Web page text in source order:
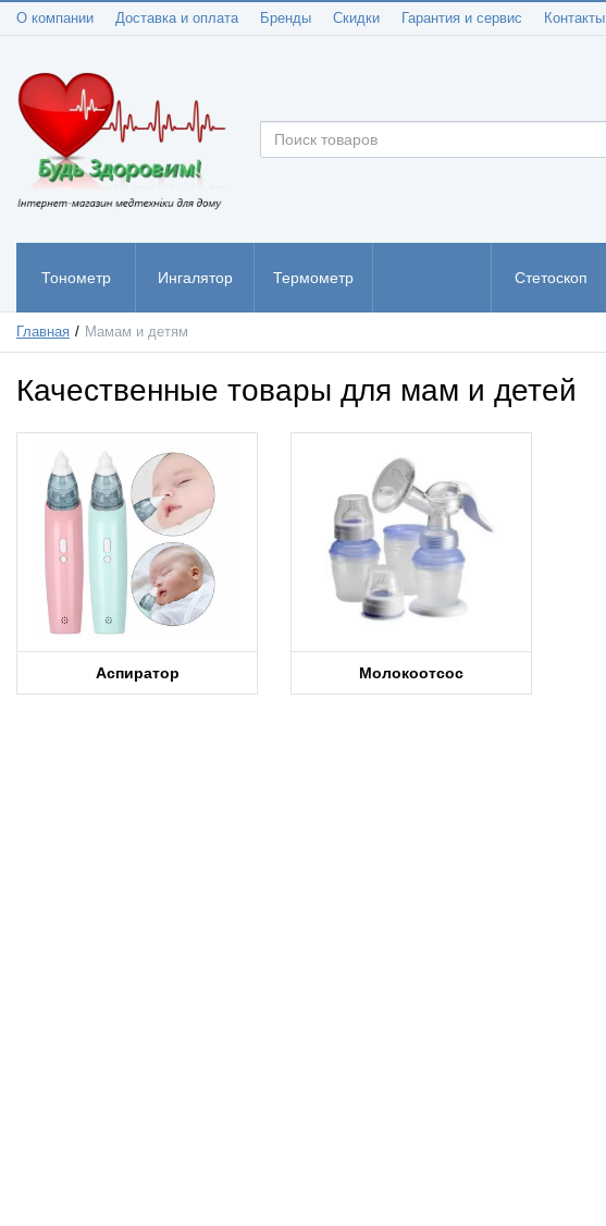
О компании Доставка и оплата Бренды Скидки Гарантия и сервис Контакты
Тонометр Ингалятор Термометр Стетоскоп
Главная Мамам и детям
Качественные товары для мам и детей
Аспиратор Молокоотсос